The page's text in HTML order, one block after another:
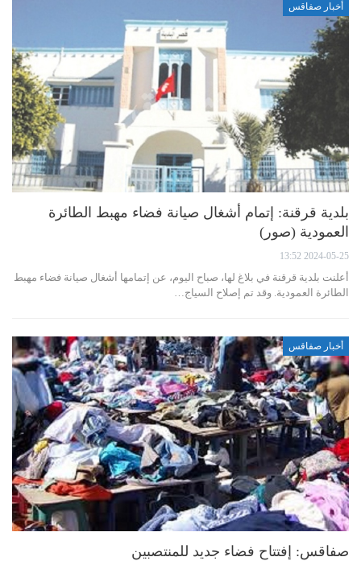
أخبار صفاقس
بلدية قرقنة: إتمام أشغال صيانة فضاء مهبط الطائرة
العمودية (صور)
2024-05-25 13:52
أعلنت بلدية قرقنة في بلاغ لها، صباح اليوم، عن إتمامها أشغال صيانة فضاء مهبط
الطائرة العمودية. وقد تم إصلاح السياج…
أخبار صفاقس
صفاقس: إفتتاح فضاء جديد للمنتصبين